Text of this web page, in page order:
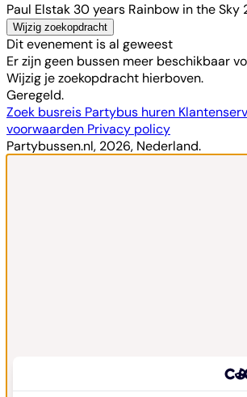
Paul Elstak 30 years Rainbow in the
Wijzig zoekopdracht
Dit evenement is al geweest
Er zijn geen bussen meer beschikbaar
Wijzig je zoekopdracht hierboven.
Geregeld.
Zoek busreis Partybus huren
voorwaarden Privacy policy
Partybussen.nl, 2026, Nederland.